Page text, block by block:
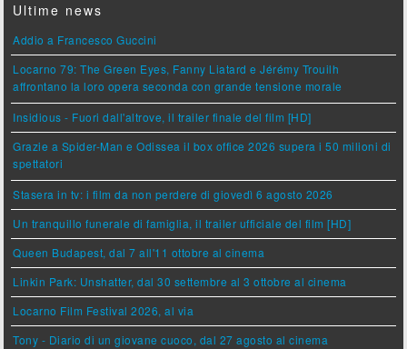
Ultime news
Addio a Francesco Guccini
Locarno 79: The Green Eyes, Fanny Liatard e Jérémy Trouilh
affrontano la loro opera seconda con grande tensione morale
Insidious - Fuori dall'altrove, il trailer finale del film [HD]
Grazie a Spider-Man e Odissea il box office 2026 supera i 50 milioni di
spettatori
Stasera in tv: i film da non perdere di giovedì 6 agosto 2026
Un tranquillo funerale di famiglia, il trailer ufficiale del film [HD]
Queen Budapest, dal 7 all'11 ottobre al cinema
Linkin Park: Unshatter, dal 30 settembre al 3 ottobre al cinema
Locarno Film Festival 2026, al via
Tony - Diario di un giovane cuoco, dal 27 agosto al cinema